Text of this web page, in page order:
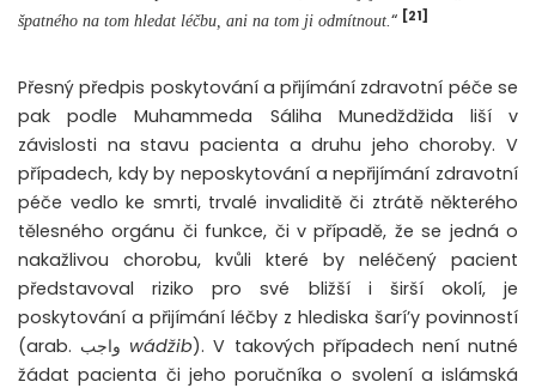
špatného na tom hledat léčbu, ani na tom ji odmítnout. “ [21]
Přesný předpis poskytování a přijímání zdravotní péče se
pak podle Muhammeda Sáliha Munedždžida liší v
závislosti na stavu pacienta a druhu jeho choroby. V
případech, kdy by neposkytování a nepřijímání zdravotní
péče vedlo ke smrti, trvalé invaliditě či ztrátě některého
tělesného orgánu či funkce, či v případě, že se jedná o
nakažlivou chorobu, kvůli které by neléčený pacient
představoval riziko pro své bližší i širší okolí, je
poskytování a přijímání léčby z hlediska šarí’y povinností
wádžib). V takových případech není nutné
žádat pacienta či jeho poručníka o svolení a islámská